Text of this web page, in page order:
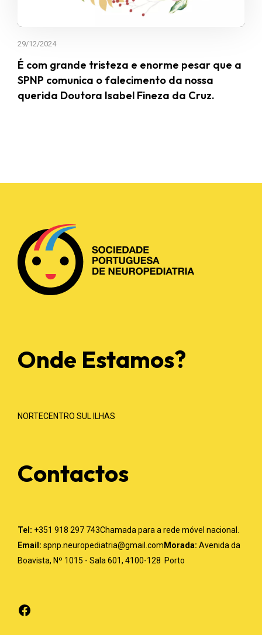
29/12/2024
É com grande tristeza e enorme pesar que a
SPNP comunica o falecimento da nossa
querida Doutora Isabel Fineza da Cruz.
Onde Estamos?
NORTECENTRO SUL ILHAS
Contactos
Tel: +351 918 297 743Chamada para a rede móvel nacional.
Email: spnp.neuropediatria@gmail.com Morada: Avenida da
Boavista, Nº 1015 - Sala 601, 4100-128 Porto
Facebook